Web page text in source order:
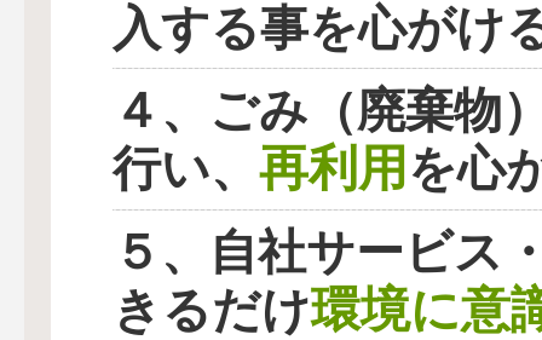
入する事を心がけ
４、ごみ（廃棄物
行い、 再利用を心
５、自社サービス
きるだけ環境に意